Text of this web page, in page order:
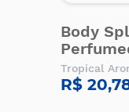
Body
Tropical
R$